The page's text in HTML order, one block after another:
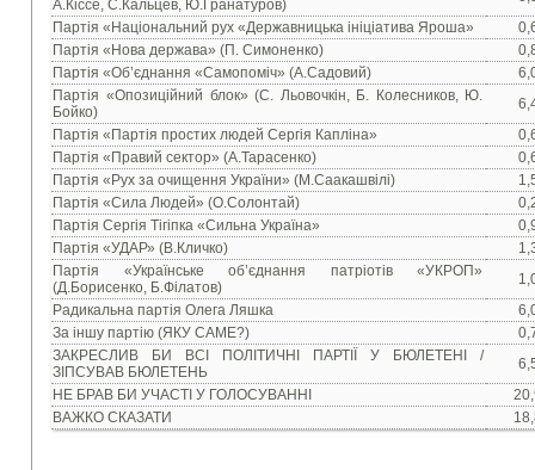
А.Кіссе, С.Кальцев, Ю.Гранатуров)
Партія «Національний рух «Державницька ініціатива Яроша»
Партія «Нова держава» (П. Симоненко)
Партія «Об’єднання «Самопоміч» (А.Садовий)
Партія «Опозиційний блок» (С. Льовочкін, Б. Колесников, Ю.
Бойко)
Партія «Партія простих людей Сергія Капліна»
Партія «Правий сектор» (А.Тарасенко)
Партія «Рух за очищення України» (М.Саакашвілі)
Партія «Сила Людей» (О.Солонтай)
Партія Сергія Тігіпка «Сильна Україна»
Партія «УДАР» (В.Кличко)
Партія «Українське об’єднання патріотів «УКРОП»
(Д.Борисенко, Б.Філатов)
Радикальна партія Олега Ляшка
За іншу партію (ЯКУ САМЕ?)
ЗАКРЕСЛИВ БИ ВСІ ПОЛІТИЧНІ ПАРТІЇ У БЮЛЕТЕНІ /
ЗІПСУВАВ БЮЛЕТЕНЬ
НЕ БРАВ БИ УЧАСТІ У ГОЛОСУВАННІ
ВАЖКО СКАЗАТИ